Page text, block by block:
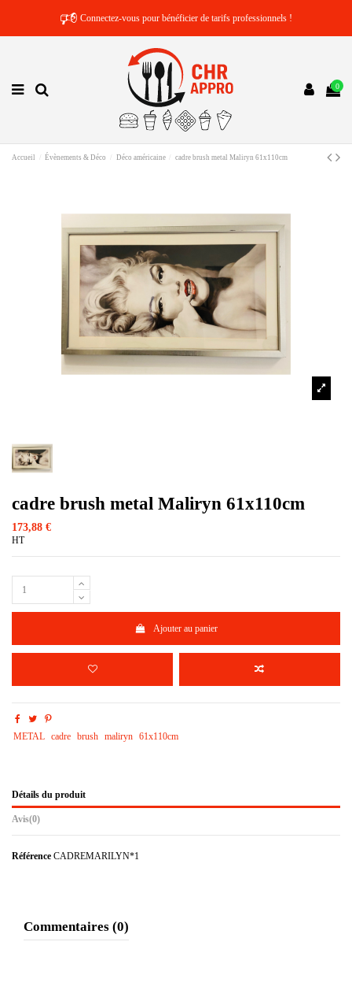
🕫 Connectez-vous pour bénéficier de tarifs professionnels !
0
Accueil Évènements & Déco Déco américaine cadre brush metal Maliryn 61x110cm
cadre brush metal Maliryn 61x110cm
173,88 €
HT
Ajouter au panier
METAL cadre brush maliryn 61x110cm
Détails du produit
Avis(0)
Référence CADREMARILYN*1
Commentaires (0)